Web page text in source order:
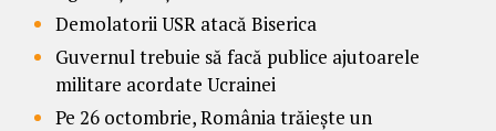
Demolatorii USR atacă Biserica
Guvernul trebuie să facă publice ajutoarele
militare acordate Ucrainei
Pe 26 octombrie, România trăiește un